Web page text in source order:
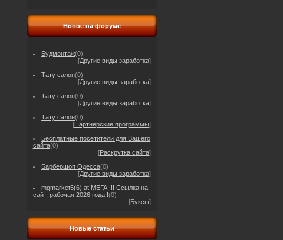
Новое на форуме
Будмонтаж(0)
[Другие виды заработка]
Тату салон(0)
[Другие виды заработка]
Тату салон(0)
[Другие виды заработка]
Тату салон(0)
[Партнёрские программы]
Бесплатные посетители для Вашего
сайта(0)
[Раскрутка сайта]
Барбершоп Одесса(0)
[Другие виды заработка]
mgmarket5(6).at МЕГА!!!! Ссылка на
сайт, рабочая 2026 года!!(0)
[Буксы]
Новые статьи